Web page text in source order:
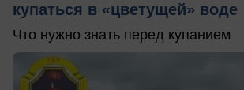
купаться в «цветущей» воде
Что нужно знать перед купанием